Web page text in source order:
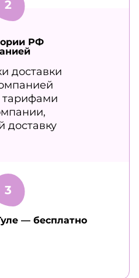
РФ
доставки
тарифами
доставку
— бесплатно